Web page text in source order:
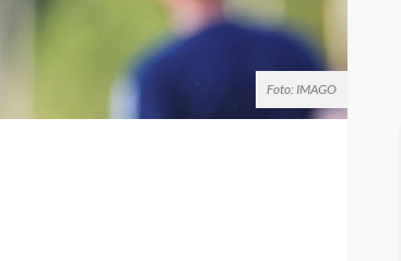
Foto: IMAGO